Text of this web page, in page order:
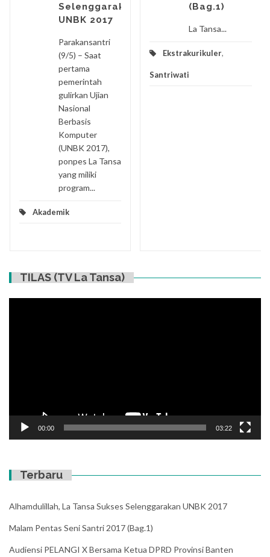
Selenggarakan
UNBK 2017
Parakansantri
(9/5) – Saat
pertama
pemerintah
gulirkan Ujian
Nasional
Berbasis
Komputer
(UNBK 2017),
ponpes La Tansa
yang miliki
program...
Akademik
(Bag.1)
La Tansa...
Ekstrakurikuler,
Santriwati
TILAS (TV La Tansa)
00:00 03:22
Terbaru
Alhamdulillah, La Tansa Sukses Selenggarakan UNBK 2017
Malam Pentas Seni Santri 2017 (Bag.1)
Audiensi PELANGI X Bersama Ketua DPRD Provinsi Banten